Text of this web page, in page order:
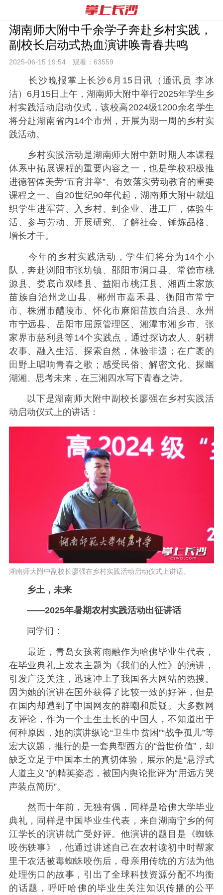
湖南师大附中千余学子奔赴乡村实践，
副校长启动式热血演讲唤青春共鸣
2025-06-15 19:54 观看： 63559
长沙晚报掌上长沙6月15日讯（通讯员 李冰
洁）6月15日上午，湖南师大附中举行2025年学生乡
村实践活动启动仪式，该校高2024级1200余名学生
将分赴湖南省内14个市州，开展为期一周的乡村实
践活动。
乡村实践活动是湖南师大附中新时期人本课程
体系中拓展课程的重要内容之一，也是学校积极推
进德智体美劳“五育并举”、有效落实劳动教育的重要
课程之一。自20世纪90年代起，湖南师大附中就组
织学生进军营、入乡村、到企业、进工厂，体验生
活、参与劳动、开展研究、了解社会、锤炼品格、
增长才干。
今年的乡村实践活动，学生们将分为14个小
队，奔赴浏阳市张坊镇、邵阳市洞口县、常德市桃
源县、娄底市双峰县、益阳市桃江县、湘西土家族
苗族自治州龙山县、郴州市嘉禾县、衡阳市常宁
市、株洲市醴陵市、怀化市麻阳苗族自治县、永州
市宁远县、岳阳市屈原管理区、湘潭市湘乡市、张
家界市慈利县等14个实践点，通过探访农人、躬耕
农事、融入生活、探索自然，体验非遗；在广袤的
田野上唱响青春之歌；感受民俗、解密文化、探幽
湖湘、思考未来，在三湘四水写下青春之诗。
以下是湖南师大附中副校长廖强在乡村实践活
动启动仪式上的讲话：
湖南师大附中副校长廖强在乡村实践活动启动仪式上讲话。
乡土，未来
——2025年暑期农村实践活动出征讲话
同学们：
最近，青岛女孩蒋雨融作为哈佛毕业生代表，
在毕业典礼上发表主题为《我们的人性》的演讲，
引发广泛关注，迅速冲上了我国各大网站的热搜。
因为她的演讲在国外获得了比较一致的好评，但是
在国内却遭到了中国网友的群嘲和质疑。大多数网
友评论，作为一个土生土长的中国人，不知道出于
何种原因，她的演讲纵论“卫生巾贫困”“战争孤儿”等
宏大议题，推行的是一套典型西方的“普世价值”，却
缺乏立足于中国本土的真切体验，展示的是“悬浮式
人道主义”的精英姿态，被国内舆论批评为“用远方哭
声装点简历”。
然而十年前，无独有偶，同样是哈佛大学毕业
典礼，同样是中国毕业生代表，来自湖南宁乡的何
江学长的演讲就广受好评。他演讲的题目是《蜘蛛
咬伤轶事》，他通过讲述自己在农村读初中时帮家
里干农活被毒蜘蛛咬伤后，母亲用传统的方法为他
处理伤口的故事，引出了全球科技资源分配不均衡
的话题，呼吁哈佛的毕业生关注知识传播的公平